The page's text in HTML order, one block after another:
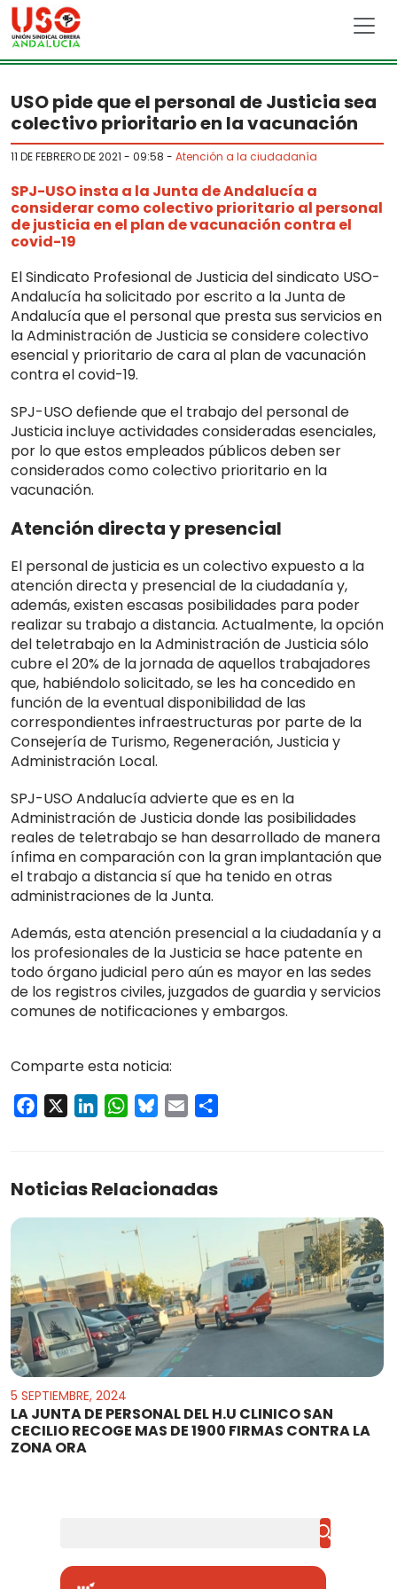
Skip to main content
USO pide que el personal de Justicia sea
colectivo prioritario en la vacunación
11 DE FEBRERO DE 2021 - 09:58 - Atención a la ciudadanía
SPJ-USO insta a la Junta de Andalucía a
considerar como colectivo prioritario al personal
de justicia en el plan de vacunación contra el
covid-19
El Sindicato Profesional de Justicia del sindicato USO-
Andalucía ha solicitado por escrito a la Junta de
Andalucía que el personal que presta sus servicios en
la Administración de Justicia se considere colectivo
esencial y prioritario de cara al plan de vacunación
contra el covid-19.
SPJ-USO defiende que el trabajo del personal de
Justicia incluye actividades consideradas esenciales,
por lo que estos empleados públicos deben ser
considerados como colectivo prioritario en la
vacunación.
Atención directa y presencial
El personal de justicia es un colectivo expuesto a la
atención directa y presencial de la ciudadanía y,
además, existen escasas posibilidades para poder
realizar su trabajo a distancia. Actualmente, la opción
del teletrabajo en la Administración de Justicia sólo
cubre el 20% de la jornada de aquellos trabajadores
que, habiéndolo solicitado, se les ha concedido en
función de la eventual disponibilidad de las
correspondientes infraestructuras por parte de la
Consejería de Turismo, Regeneración, Justicia y
Administración Local.
SPJ-USO Andalucía advierte que es en la
Administración de Justicia donde las posibilidades
reales de teletrabajo se han desarrollado de manera
ínfima en comparación con la gran implantación que
el trabajo a distancia sí que ha tenido en otras
administraciones de la Junta.
Además, esta atención presencial a la ciudadanía y a
los profesionales de la Justicia se hace patente en
todo órgano judicial pero aún es mayor en las sedes
de los registros civiles, juzgados de guardia y servicios
comunes de notificaciones y embargos.
Comparte esta noticia:
Facebook LinkedInWhatsApp
Bluesky
Email
Noticias Relacionadas
5 SEPTIEMBRE, 2024
LA JUNTA DE PERSONAL DEL H.U CLINICO SAN
CECILIO RECOGE MAS DE 1900 FIRMAS CONTRA LA
ZONA ORA